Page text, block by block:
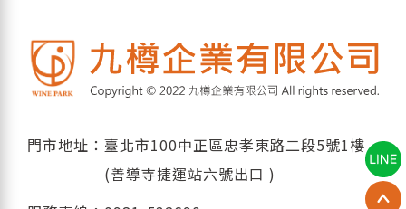
門市地址：臺北市100中正區忠孝東路二段5號1樓
(善導寺捷運站六號出口 )